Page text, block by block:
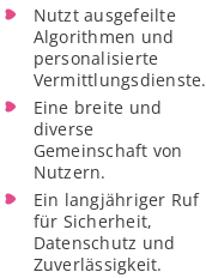
Nutzt ausgefeilte
Algorithmen und
personalisierte
Vermittlungsdienste.
Eine breite und
diverse
Gemeinschaft von
Nutzern.
Ein langjähriger Ruf
für Sicherheit,
Datenschutz und
Zuverlässigkeit.